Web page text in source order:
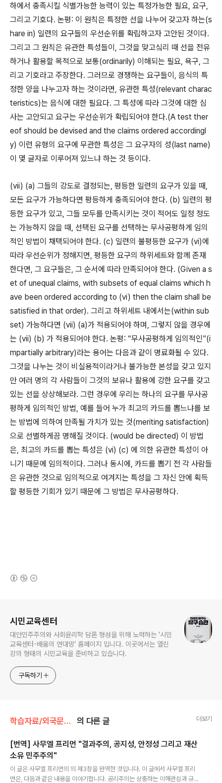
하에서 충족시킬 식별가능한 능력이 있는 특정가능한 필요, 요구,
그리고 기호다. 논평: 이 원칙은 특정한 선을 나누어 갖고자 하는(s
hare in) 일련의 요구들의 우선순위를 확립하고자 고안된 것이다.
그리고 그 원칙은 유관한 특성들이, 그것을 맞고싴리 때 선을 전유
하거나 활용할 목적으로 보통(ordinarily) 이해되는 필요, 욕구, 그
리고 기호라고 주장한다. 그러므로 경쟁하는 요구들이, 음식의 특
정한 양을 나누고자 하는 것이라면, 유관한 특성(relevant charac
teristics)는 음식에 대한 필요다. 그 특성에 따라 그것에 대한 심
사는 고안되고 요구는 우선순위가 확립되어야 한다.(A test ther
eof should be devised and the claims ordered accordingl
y) 이런 유형의 요구에 무관한 특성은 그 요구자의 성(last name)
이 몇 글자로 이루어져 있느냐 하는 것 등이다.
(vii) (a) 그들의 강도로 결정되는, 평등한 일련의 요구가 있을 때,
모든 요구가 가능하다면 평등하게 충족되어야 한다. (b) 일련의 평
등한 요구가 있고, 그들 모두를 만족시키는 것이 적어도 일정 정도
는 가능하지 않을 때, 선택된 요구를 선택하는 무사공평하게 임의
적인 방법이 채택되어야 한다. (c) 일련의 불평등한 요구가 (vi)에
따라 우선순위가 정해지면, 평등한 요구의 하위세트와 함께 존재
한다면, 그 요구들은, 그 순서에 따라 만족되어야 한다. (Given a s
et of unequal claims, with subsets of equal claims which h
ave been ordered according to (vi) then the claim shall be
satisfied in that order). 그리고 하위세트 내에서는(within sub
set) 가능하다면 (vii) (a)가 적용되어야 하며, 그렇지 않을 경우에
는 (vii) (b) 가 적용되어야 한다. 논평: “무사공평하게 임의적인”(i
mpartially arbitrary)라는 용어는 다음과 같이 명료화될 수 있다.
그것을 나누는 것이 비실용적이라거나 불가능한 본성을 갖고 있지
만 여러 명의 각 사람들이 그것의 보유나 활용에 강한 요구를 갖고
있는 선을 상상해보라. 그런 경우에 우리는 하나의 요구를 무사공
평하게 임의적인 방법, 예를 들어 누가 최고의 카드를 뽑느냐를 보
는 방법에 의하여 만족될 가치가 있는 것(meriting satisfaction)
으로 선별하게끔 명해질 것이다. (would be directed) 이 방법
은, 최고의 카드를 뽑는 특성은 (vi) (c) 에 의한 유관한 특성이 아
니기 때문에 임의적이다. 그러나 동시에, 카드를 뽑기 전 각 사람들
은 유관한 것으로 임의적으로 여겨지는 특성을 그 자신 안에 획득
할 평등한 기회가 있기 때문에 그 방법은 무사공평하다.
시민교육센터
대안민주주의와 사회윤리학 담론 형성을 위해 노력하는 '시민
교육센터-배움의 연대망’ 홈페이지 입니다. 이곳에서는 열린
강의 형태의 시민교육을 준비하고 있습니다.
구독하기
학습자료/외국문헌소개 의 다른 글 더보기
[번역] 사무엘 프리먼 "결과주의, 공지성, 안정성 그리고 재산
소유 민주주의"
이 글은 사무엘 프리먼의 의 제3장을 완역한 것입니다. 이 글에서 사무엘 프리
먼은, 다음과 같은 내용을 이야기합니다. 공리주의는 상충하는 이해관심과 규칙